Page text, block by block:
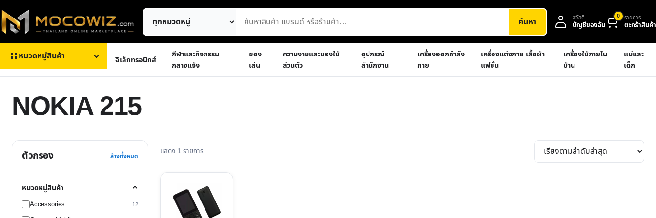
ไป
ยัง
เนื้อหา
ค้นหา
สินค้า
ค้นหา สวัสดี
บัญชีของฉัน
0 รายการ
ตะกร้าสินค้า
หมวดหมู่สินค้า อิเล็กทรอนิกส์
กีฬาและกิจกรรม
กลางแจ้ง
ของ
เล่น
ความงามและของใช้
ส่วนตัว
อุปกรณ์
สำนักงาน
เครื่องออกกำลัง
กาย
เครื่องแต่งกาย เสื้อผ้า
แฟชั่น
เครื่องใช้ภายใน
บ้าน
แม่และ
เด็ก
NOKIA 215
ตัวกรอง ล้างทั้งหมด
หมวดหมู่สินค้า
Accessories 12
แสดง 1 รายการ
product
has